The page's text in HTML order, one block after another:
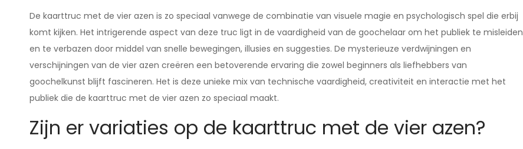
De kaarttruc met de vier azen is zo speciaal vanwege de combinatie van visuele magie en psychologisch spel die erbij
komt kijken. Het intrigerende aspect van deze truc ligt in de vaardigheid van de goochelaar om het publiek te misleiden
en te verbazen door middel van snelle bewegingen, illusies en suggesties. De mysterieuze verdwijningen en
verschijningen van de vier azen creëren een betoverende ervaring die zowel beginners als liefhebbers van
goochelkunst blijft fascineren. Het is deze unieke mix van technische vaardigheid, creativiteit en interactie met het
publiek die de kaarttruc met de vier azen zo speciaal maakt.
Zijn er variaties op de kaarttruc met de vier azen?